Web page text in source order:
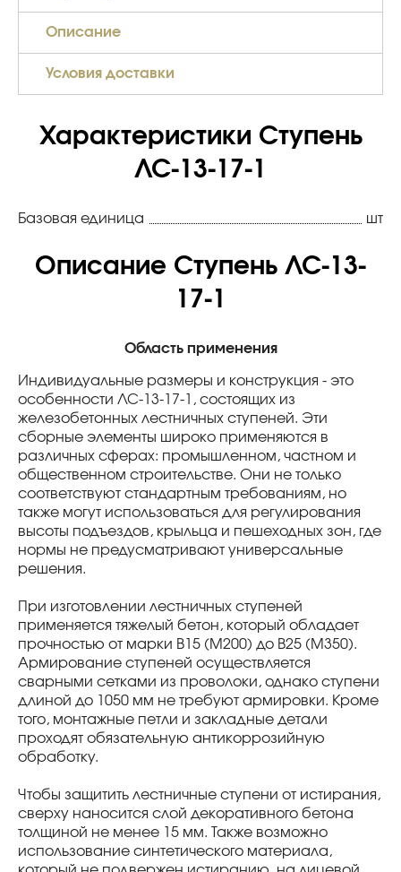
Описание
Условия доставки
Характеристики Ступень
ЛС-13-17-1
Базовая единица шт
Описание Ступень ЛС-13-
17-1
Область применения
Индивидуальные размеры и конструкция - это
особенности ЛС-13-17-1, состоящих из
железобетонных лестничных ступеней. Эти
сборные элементы широко применяются в
различных сферах: промышленном, частном и
общественном строительстве. Они не только
соответствуют стандартным требованиям, но
также могут использоваться для регулирования
высоты подъездов, крыльца и пешеходных зон, где
нормы не предусматривают универсальные
решения.
При изготовлении лестничных ступеней
применяется тяжелый бетон, который обладает
прочностью от марки В15 (М200) до В25 (М350).
Армирование ступеней осуществляется
сварными сетками из проволоки, однако ступени
длиной до 1050 мм не требуют армировки. Кроме
того, монтажные петли и закладные детали
проходят обязательную антикоррозийную
обработку.
Чтобы защитить лестничные ступени от истирания,
сверху наносится слой декоративного бетона
толщиной не менее 15 мм. Также возможно
использование синтетического материала,